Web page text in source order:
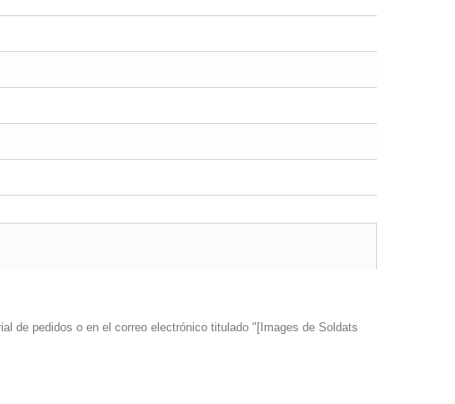
de pedidos o en el correo electrónico titulado "[Images de Soldats
servicios y
de sus